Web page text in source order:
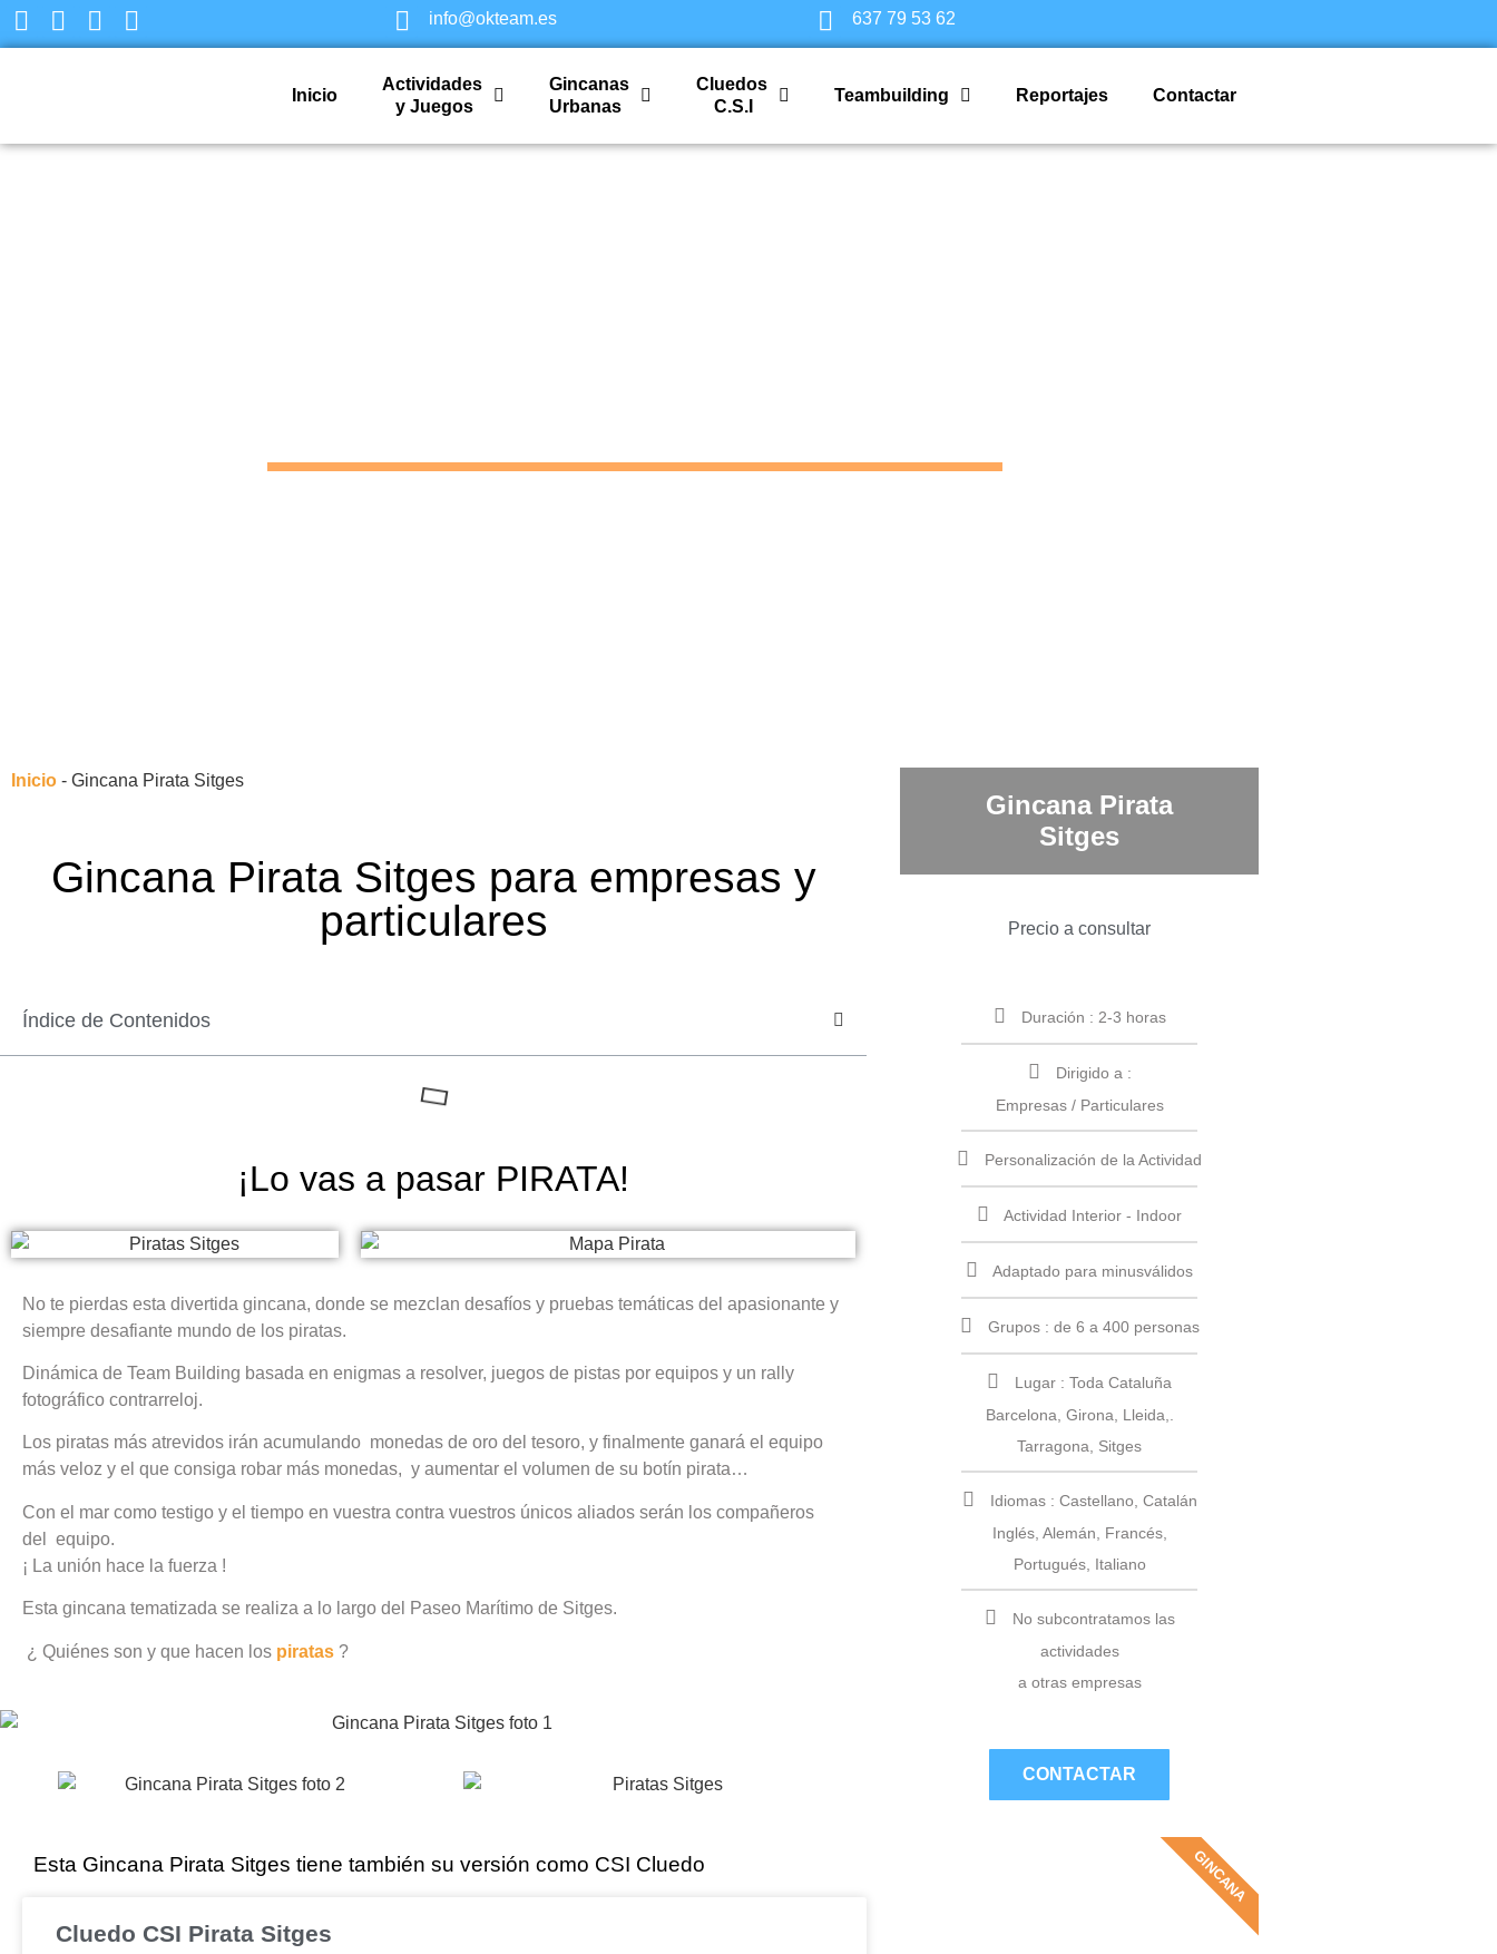
info@okteam.es 637 79 53 62
Inicio
Actividades
y Juegos
Gincanas
Urbanas
Cluedos
C.S.I
Teambuilding Reportajes Contactar
Inicio - Gincana Pirata Sitges
Gincana Pirata Sitges para empresas y
particulares
Índice de Contenidos
¡Lo vas a pasar PIRATA!
No te pierdas esta divertida gincana, donde se mezclan desafíos y pruebas temáticas del apasionante y
siempre desafiante mundo de los piratas.
Dinámica de Team Building basada en enigmas a resolver, juegos de pistas por equipos y un rally
fotográfico contrarreloj.
Los piratas más atrevidos irán acumulando monedas de oro del tesoro, y finalmente ganará el equipo
más veloz y el que consiga robar más monedas, y aumentar el volumen de su botín pirata…
Con el mar como testigo y el tiempo en vuestra contra vuestros únicos aliados serán los compañeros
del equipo.
¡ La unión hace la fuerza !
Esta gincana tematizada se realiza a lo largo del Paseo Marítimo de Sitges.
¿ Quiénes son y que hacen los piratas ?
Esta Gincana Pirata Sitges tiene también su versión como CSI Cluedo
Cluedo CSI Pirata Sitges
Gincana Pirata
Sitges
Precio a consultar
Duración : 2-3 horas
Dirigido a :
Empresas / Particulares
Personalización de la Actividad
Actividad Interior - Indoor
Adaptado para minusválidos
Grupos : de 6 a 400 personas
Lugar : Toda Cataluña
Barcelona, Girona, Lleida,.
Tarragona, Sitges
Idiomas : Castellano, Catalán
Inglés, Alemán, Francés,
Portugués, Italiano
No subcontratamos las
actividades
a otras empresas
CONTACTAR
GINCANA